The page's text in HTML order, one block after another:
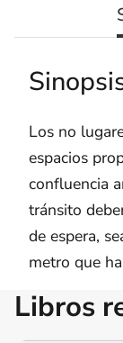
Los no
espacios
confluencia
tránsito
de espera,
metro que
Libros